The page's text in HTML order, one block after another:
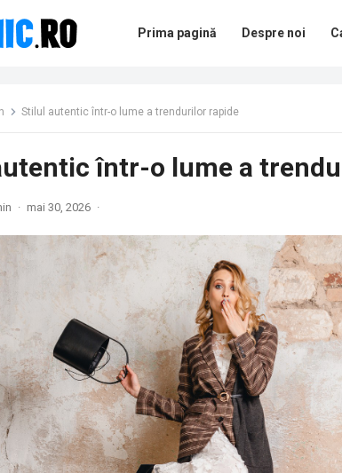
Prima pagină Despre noi
Stilul autentic într-o lume a trendurilor rapide
într-o lume a
· mai 30, 2026 ·